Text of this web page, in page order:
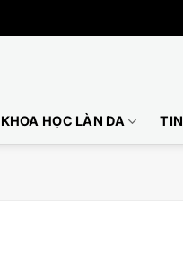
KHOA HỌC LÀN DA